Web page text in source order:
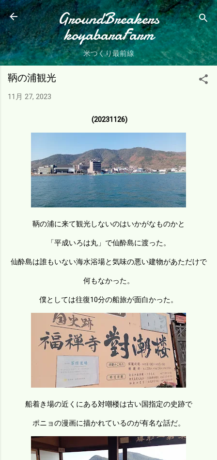
スキップしてメイン コンテンツに移動
GroundBreakers
koyabaraFarm
米つくり最前線
鞆の浦観光
11月 27, 2023
(20231126)
鞆の浦に来て観光しないのはいかがなものかと
「平成いろは丸」で仙酔島に渡った。
仙酔島は誰もいない海水浴場と気味の悪い建物があただけで
何もなかった。
僕としては往復10分の船旅が面白かった。
船着き場の近くにある対嘲楼は古い国指定の史跡で
ポニョの漫画に描かれているのが有名な話だ。